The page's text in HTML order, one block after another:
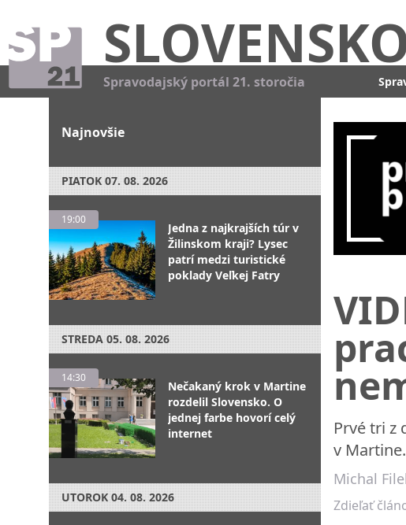
Spravodajský portál 21. storočia
Najnovšie
PIATOK 07. 08. 2026
19:00
Jedna z najkrajších túr v
Žilinskom kraji? Lysec
patrí medzi turistické
poklady Veľkej Fatry
STREDA 05. 08. 2026
14:30
Nečakaný krok v Martine
rozdelil Slovensko. O
jednej farbe hovorí celý
internet
UTOROK 04. 08. 2026
Prvé tri z
v
Michal
Zdieľať